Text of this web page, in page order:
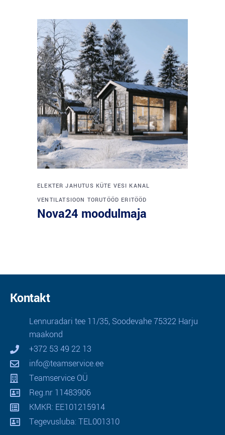
ELEKTER JAHUTUS KÜTE VESI KANAL
VENTILATSIOON TORUTÖÖD ERITÖÖD
Nova24 moodulmaja
Kontakt
Lennuradari tee 11/35, Soodevahe 75322 Harju
maakond
+372 53 49 22 13
info@teamservice.ee
Teamservice OÜ
Reg.nr 11483906
KMKR: EE101215914
Tegevusluba: TEL001310